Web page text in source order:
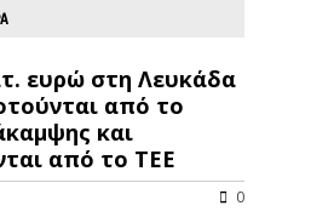
ευρώ στη Λευκάδα
από το
και
από το ΤΕΕ
0